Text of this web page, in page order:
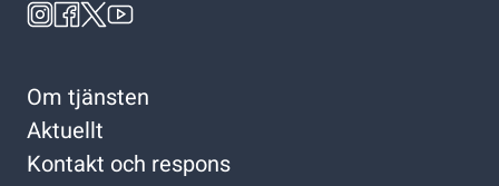
Om tjänsten
Aktuellt
Kontakt och respons